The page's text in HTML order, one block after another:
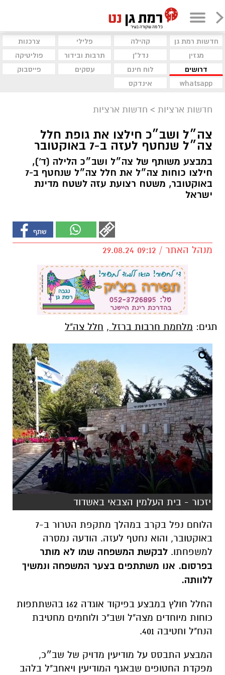
חדשות רמת גן קהילה פלילי
צרכנות
מגזין
נדל"ן תרבות ובידור
פוליטיקה
דרושים
לוח חינם עסקים
פייסבוק
whatsapp
אינדקס
חדשות ארציות > חדשות ארציות
צה״ל ושב״כ חילצו את גופת חלל
צה״ל שנחטף לעזה ב-7 באוקטובר
במבצע משותף של צה״ל ושב״כ הלילה (ד'),
חילצו כוחות צה״ל את חלל צה״ל שנחטף ב-7
באוקטובר, משטח רצועת עזה לשטח מדינת
ישראל
מנהל האתר / 09:12 29.08.24
תגים: מלחמת חרבות ברזל , חלל צה"ל
יזכור - בית העלמין הצבאי באשדוד
הלוחם נפל בקרב במהלך מתקפת הטרור ב-7
באוקטובר, והוא נחטף לעזה. הודעה נמסרה
למשפחתו. לבקשת המשפחה שמו לא מותר
בפרסום. אנו משתתפים בצער המשפחה ונמשיך
ללוותה.
החלל חולץ במבצע בפיקוד אוגדה 162 בהשתתפות
כוחות מיוחדים מצה"ל ושב"כ ולוחמים מחטיבת
הנח"ל וחטיבה 401.
המבצע התבסס על מודיעין מדויק של שב״כ,
מפקדת החטופים שבאגף המודיעין ויאחב"ל בלהב